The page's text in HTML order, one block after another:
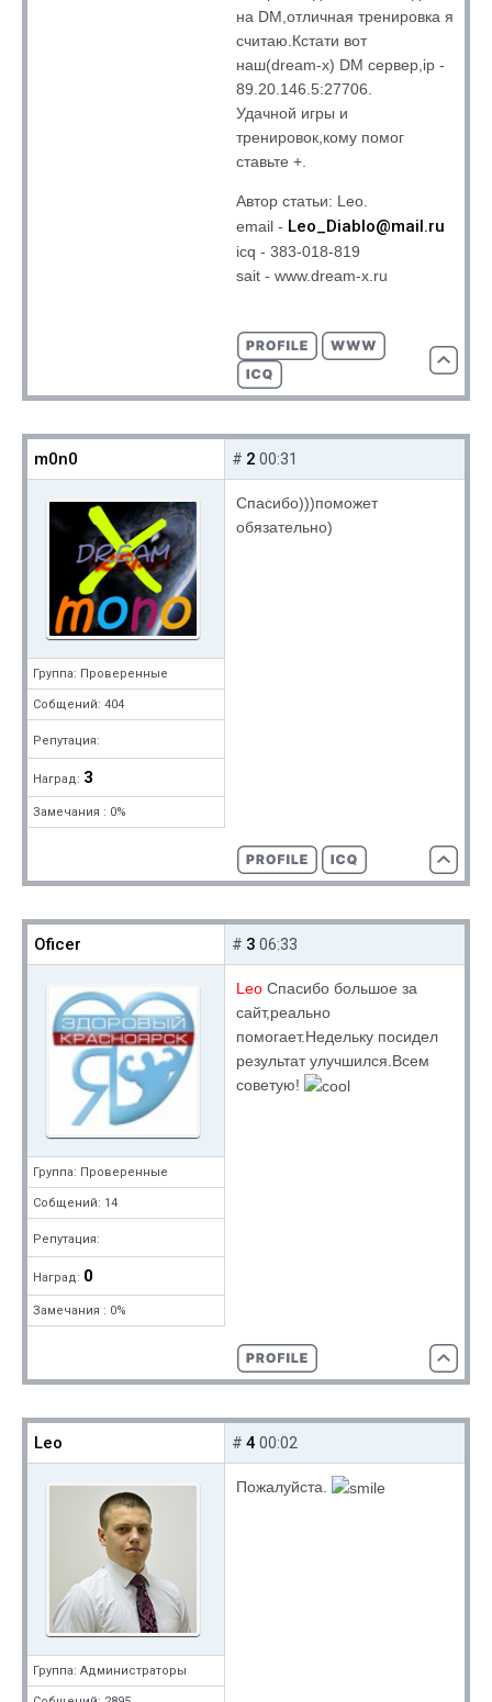
на DM,отличная тренировка я
считаю.Кстати вот
наш(dream-x) DM сервер,ip -
89.20.146.5:27706.
Удачной игры и
тренировок,кому помог
ставьте +.
Автор статьи: Leo.
email - Leo_Diablo@mail.ru
icq - 383-018-819
sait - www.dream-x.ru
m0n0
Группа: Проверенные
Собщений: 404
Репутация:
Наград: 3
Замечания : 0%
# 2 00:31
Спасибо)))поможет
обязательно)
Oficer
Группа: Проверенные
Собщений: 14
Репутация:
Наград: 0
Замечания : 0%
# 3 06:33
Leo Cпасибо большое за
сайт,реально
помогает.Недельку посидел
результат улучшился.Всем
советую!
Leo
Группа: Администраторы
# 400:02
Пожалуйста.